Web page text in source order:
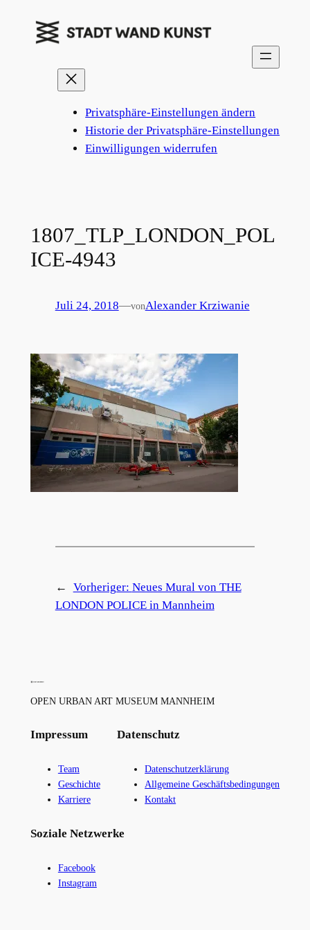
Privatsphäre-Einstellungen ändern
Historie der Privatsphäre-Einstellungen
Einwilligungen widerrufen
1807_TLP_LONDON_POL
ICE-4943
Juli 24, 2018—vonAlexander Krziwanie
← Vorheriger: Neues Mural von THE
LONDON POLICE in Mannheim
OPEN URBAN ART MUSEUM MANNHEIM
Impressum
Team
Geschichte
Karriere
Datenschutz
Datenschutzerklärung
Allgemeine Geschäftsbedingungen
Kontakt
Soziale Netzwerke
Facebook
Instagram